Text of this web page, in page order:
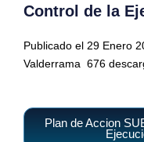
Control de la
Publicado el 29 Enero
Valderrama 676
Plan de Accion